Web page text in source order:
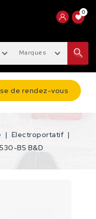
0
Marques
de rendez-vous
Electroportatif
B5 B&D